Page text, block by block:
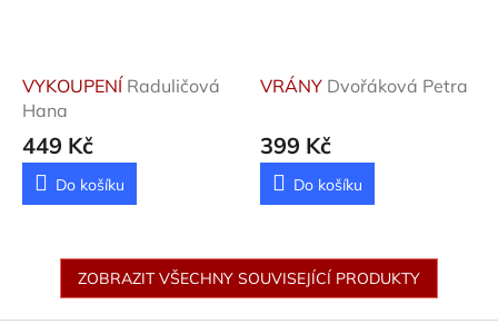
VYKOUPENÍ Raduličová
Hana
449 Kč
Do košíku
VRÁNY Dvořáková Petra
399 Kč
Do košíku
ZOBRAZIT VŠECHNY SOUVISEJÍCÍ PRODUKTY